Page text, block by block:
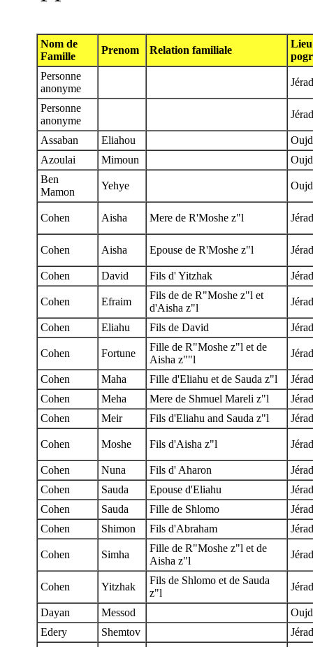
Nom de
Famille
Prenom Relation familiale
Personne
anonyme
Personne
anonyme
Assaban Eliahou
Azoulai
Mimoun
Ben
Mamon
Yehye
Cohen Aisha Mere de R'Moshe z"l
Cohen Aisha Epouse de R'Moshe z"l
Cohen David Fils d' Yitzhak
Cohen Efraim
Fils de de R"Moshe z"l et
d'Aisha z"l
Cohen Eliahu Fils de David
Cohen Fortune
Fille de R"Moshe z"l et de
Aisha z""l
Cohen Maha Fille d'Eliahu et de Sauda z"l
Cohen
Meha Mere de Shmuel Mareli z"l
Cohen
Meir Fils d'Eliahu and Sauda z"l
Cohen Moshe Fils d'Aisha z"l
Cohen Nuna Fils d' Aharon
Cohen
Sauda Epouse d'Eliahu
Cohen
Sauda Fille de Shlomo
Cohen
Shimon Fils d'Abraham
Cohen Simha
Fille de R"Moshe z"l et de
Aisha z"l
Cohen Yitzhak
Fils de Shlomo et de Sauda
z"l
Dayan Messod
Edery
Shemtov